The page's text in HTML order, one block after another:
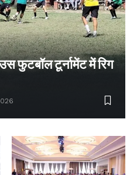
फुटबॉल टूर्नामेंट में रिग